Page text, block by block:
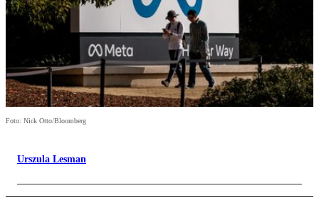
Foto: Nick Otto/Bloomberg
Urszula Lesman